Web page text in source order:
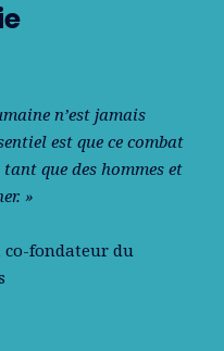
n’est jamais
est que ce combat
que des hommes et
»
co-fondateur du